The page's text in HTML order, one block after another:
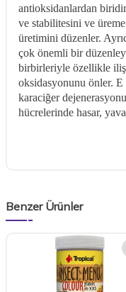
antioksidanlardan
ve stabilitesini ve
üretimini düzenler.
çok önemli bir
birbirleriyle özellikle
oksidasyonunu önler.
karaciğer
hücrelerinde hasar,
Benzer Ürünler